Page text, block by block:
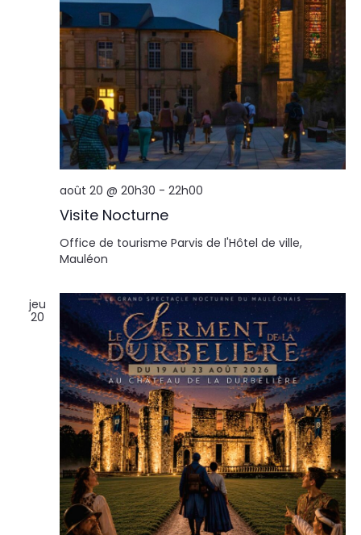
Visite Nocturne
août 20 @ 20h30 - 22h00
Office de tourisme Parvis de l'Hôtel de ville,
Mauléon
jeu
20